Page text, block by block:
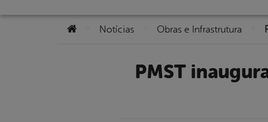
Você está aqui:
Notícias Obras e Infrastrutura
PMST inaugura rua e anuncia pavimentação de mais 15, em